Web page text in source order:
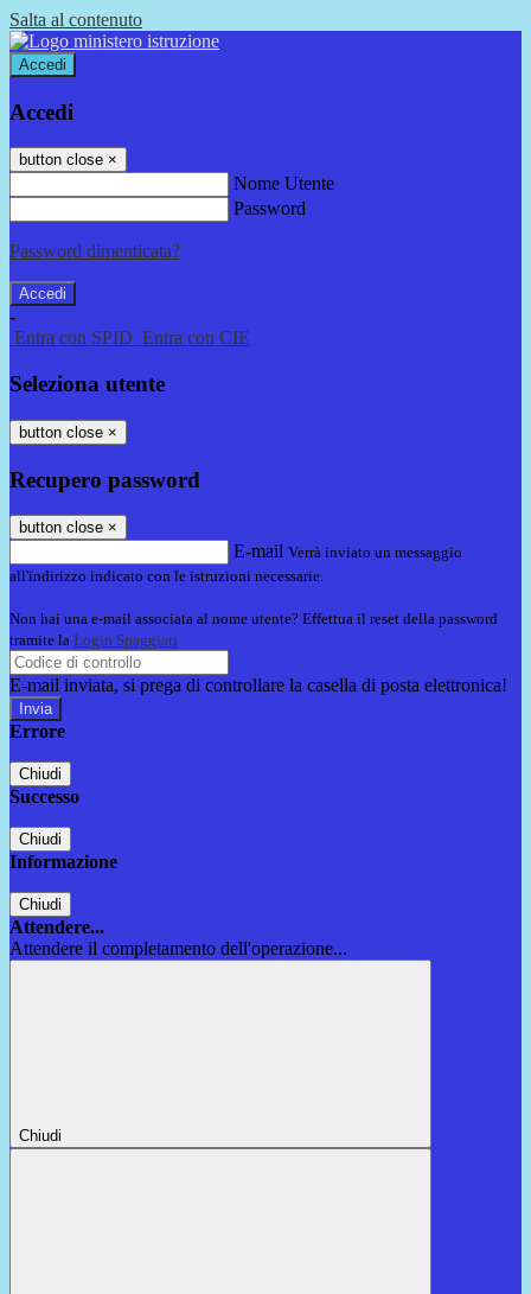
Salta al contenuto
Accedi
Accedi
button close ×
Nome Utente
Password
Password dimenticata?
-
Entra con SPID Entra con CIE
Seleziona utente
button close ×
Recupero password
button close ×
E-mail Verrà inviato un messaggio
all'indirizzo indicato con le istruzioni necessarie.
Non hai una e-mail associata al nome utente? Effettua il reset della password
tramite la Login Spaggiari
E-mail inviata, si prega di controllare la casella di posta elettronica!
Errore
Chiudi
Successo
Chiudi
Informazione
Chiudi
Attendere...
Attendere il completamento dell'operazione...
Chiudi